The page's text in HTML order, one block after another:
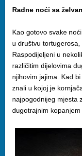
Radne noći sa
Kao gotovo svake
u društvu tortugerosa,
Raspodijeljeni u
različitim dijelovima
njihovim jajima. Kad
znali u kojoj je
najpogodnijeg mjesta
dugotrajnim